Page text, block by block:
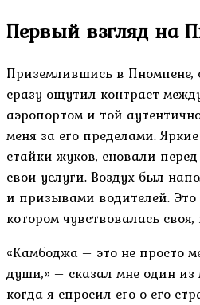
Первый взгляд на
Приземлившись в Пномпене,
сразу ощутил контраст
аэропортом и той
меня за его пределами.
стайки жуков, сновали
свои услуги. Воздух был
и призывами водителей. Это
котором чувствовалась
«Камбоджа – это не просто
души,» – сказал мне один из
когда я спросил его о его